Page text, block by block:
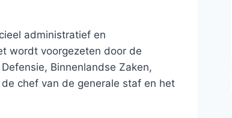
administratief en
wordt voorgezeten door de
Binnenlandse Zaken,
chef van de generale staf en het